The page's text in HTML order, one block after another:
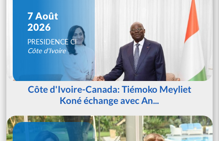
7 Août
2026
PRESIDENCE CI
Côte d'Ivoire
Côte d'Ivoire-Canada: Tiémoko Meyliet
Koné échange avec An...